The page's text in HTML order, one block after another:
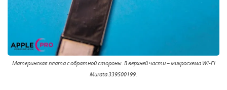
Материнская плата с обратной стороны. В верхней части – микросхема Wi-Fi
Murata 339S00199.